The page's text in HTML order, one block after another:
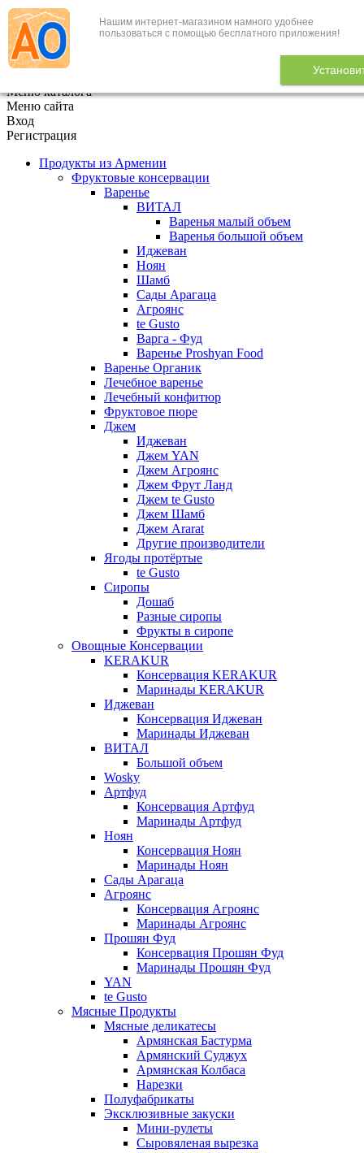
Нашим интернет-магазином намного удобнее
пользоваться с помощью бесплатного приложения!
+7 (495) 646-888-1
В корзине 0
Меню каталога
Меню сайта
Вход
Регистрация
Продукты из Армении
Фруктовые консервации
Варенье
ВИТАЛ
Варенья малый объем
Варенья большой объем
Иджеван
Ноян
Шамб
Сады Арагаца
Агроянс
te Gusto
Варга - Фуд
Варенье Proshyan Food
Варенье Органик
Лечебное варенье
Лечебный конфитюр
Фруктовое пюре
Джем
Иджеван
Джем YAN
Джем Агроянс
Джем Фрут Ланд
Джем te Gusto
Джем Шамб
Джем Ararat
Другие производители
Ягоды протёртые
te Gusto
Сиропы
Дошаб
Разные сиропы
Фрукты в сиропе
Овощные Консервации
KERAKUR
Консервация KERAKUR
Маринады KERAKUR
Иджеван
Консервация Иджеван
Маринады Иджеван
ВИТАЛ
Большой объем
Wosky
Артфуд
Консервация Артфуд
Маринады Артфуд
Ноян
Консервация Ноян
Маринады Ноян
Сады Арагаца
Агроянс
Консервация Агроянс
Маринады Агроянс
Прошян Фуд
Консервация Прошян Фуд
Маринады Прошян Фуд
YAN
te Gusto
Мясные Продукты
Мясные деликатесы
Армянская Бастурма
Армянский Суджух
Армянская Колбаса
Нарезки
Полуфабрикаты
Эксклюзивные закуски
Мини-рулеты
Сыровяленая вырезка